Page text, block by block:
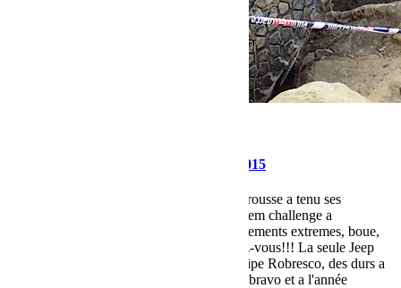
IronMan xtrem challenge montmorin 2015
Encore une fois cette année l'ami Gilles Girousse a tenu ses
promesses avec une edition de Ironman xtrem challenge a
montmorin mémorable: Zones de franchissements extremes, boue,
soleil, bonne ambiance, tout était au rendez-vous!!! La seule Jeep
engagée a finit a la 10eme place avec l'équipe Robresco, des durs a
cuire du cru qui roulent en famille. Encore bravo et a l'année